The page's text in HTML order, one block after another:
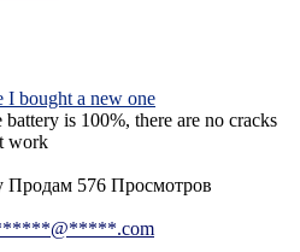
I bought a new one
is 100%, there are no cracks
work
Продам 576 Просмотров